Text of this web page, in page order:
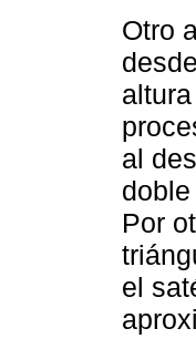
Otro
al
Por
el